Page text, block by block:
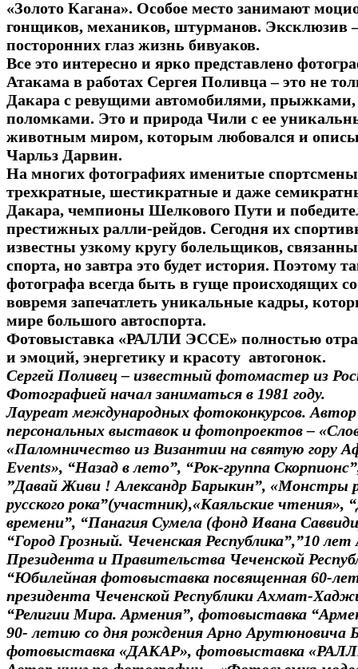
«Золото Кагана». Особое место занимают
гонщиков, механиков, штурманов. Эксклюзив
посторонних глаз жизнь бивуаков.
Все это интересно и ярко представлено
Атакама в работах Сергея Поливца – это не
Дакара с ревущими автомобилями, прыжками,
поломками. Это и природа Чили с ее
животным миром, которым любовался и
Чарльз Дарвин.
На многих фотографиях именитые спортсмены
трехкратные, шестикратные и даже
Дакара, чемпионы Шелкового Пути и
престижных ралли-рейдов. Сегодня их
известны узкому кругу болельщиков,
спорта, но завтра это будет история. Поэтому
фотографа всегда быть в гуще происходящих
вовремя запечатлеть уникальные кадры,
мире большого автоспорта.
Фотовыставка «РАЛЛИ ЭССЕ» полностью
и эмоций, энергетику и красоту автогонок.
Сергей Поливец – известный фотомастер из
Фотографией начал заниматься в 1981 году.
Лауреат международных фотоконкурсов.
персональных выставок и фотопроектов –
«Паломничество из Византии на святую гору
Events», “Назад в лето”, “Рок-группа
”Давай Живи ! Александр Барыкин”, «Монстры
русского рока”(участник),«Каяльские чтения»,
времени”, “Панагия Сумела (фонд Ивана
“Город Грозный. Чеченская Республика”,”10
Президента и Правительства Чеченской
“Юбилейная фотовыставка посвященная 60-
президента Чеченской Республики Ахмат-
“Религии Мира. Армения”, фотовыставка
90- летию со дня рождения Арно Арутюновича
фотовыставка «ДАКАР», фотовыставка